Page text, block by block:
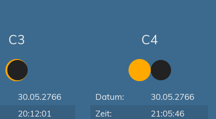
C3
30.05.2766
20:12:01
C4
Datum:
30.05.2766
Zeit:
21:05:46